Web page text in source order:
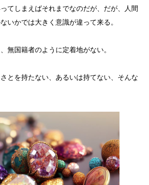
てしまえばそれまでなのだが、だが、人間
いかでは大きく意識が違って来る。
無国籍者のように定着地がない。
とを持たない、あるいは持てない、そんな